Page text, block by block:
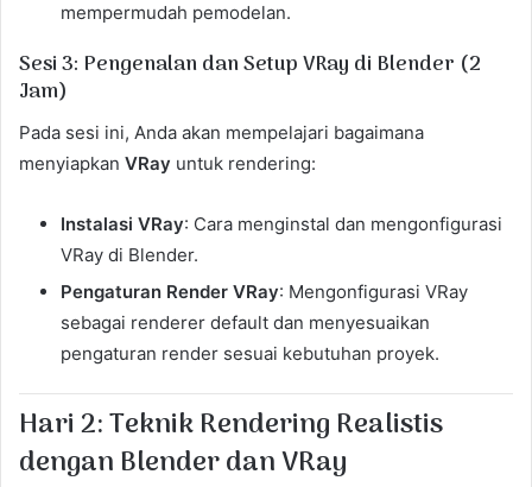
mempermudah pemodelan.
Sesi 3: Pengenalan dan Setup VRay di Blender (2
Jam)
Pada sesi ini, Anda akan mempelajari bagaimana
menyiapkan VRay untuk rendering:
Instalasi VRay: Cara menginstal dan mengonfigurasi
VRay di Blender.
Pengaturan Render VRay: Mengonfigurasi VRay
sebagai renderer default dan menyesuaikan
pengaturan render sesuai kebutuhan proyek.
Hari 2: Teknik Rendering Realistis
dengan Blender dan VRay